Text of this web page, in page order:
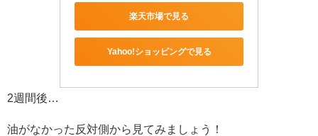
楽天市場で見る
Yahoo!ショッピングで見る
2週間後…
油がなかった反対側から見てみましょう！